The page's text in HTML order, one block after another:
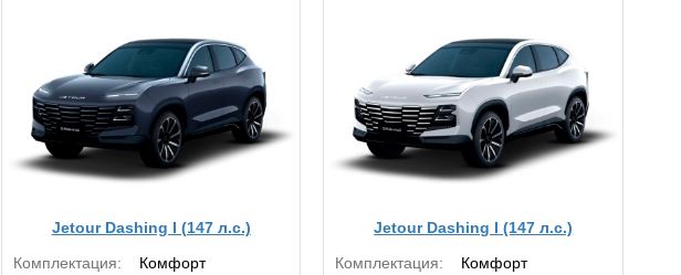
Jetour Dashing I (147 л.с.)
Комплектация:
Комфорт
Jetour Dashing I (147 л.с.)
Комплектация:
Комфорт